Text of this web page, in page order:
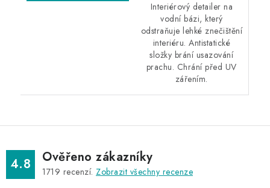
Interiérový detailer na
vodní bázi, který
odstraňuje lehké znečištění
interiéru. Antistatické
složky brání usazování
prachu. Chrání před UV
zářením.
4.8 Ověřeno zákazníky
1719 recenzí. Zobrazit všechny recenze